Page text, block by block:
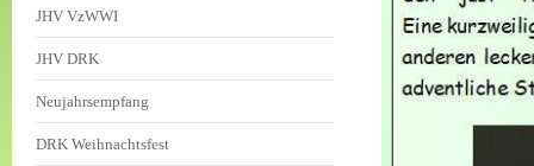
JHV VzWWI
JHV DRK
Neujahrsempfang
DRK Weihnachtsfest